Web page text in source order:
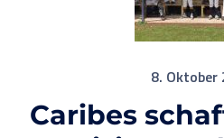
8. Oktober
Caribes